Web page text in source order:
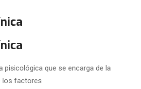
pisicológica que se encarga de la
los factores